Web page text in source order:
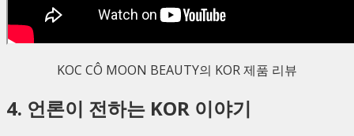
KOC CÔ MOON BEAUTY의 KOR 제품 리뷰
4. 언론이 전하는 KOR 이야기